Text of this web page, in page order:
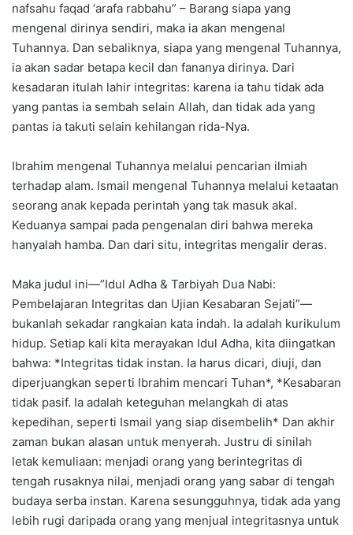
nafsahu faqad ‘arafa rabbahu” – Barang siapa yang
mengenal dirinya sendiri, maka ia akan mengenal
Tuhannya. Dan sebaliknya, siapa yang mengenal Tuhannya,
ia akan sadar betapa kecil dan fananya dirinya. Dari
kesadaran itulah lahir integritas: karena ia tahu tidak ada
yang pantas ia sembah selain Allah, dan tidak ada yang
pantas ia takuti selain kehilangan rida-Nya.
Ibrahim mengenal Tuhannya melalui pencarian ilmiah
terhadap alam. Ismail mengenal Tuhannya melalui ketaatan
seorang anak kepada perintah yang tak masuk akal.
Keduanya sampai pada pengenalan diri bahwa mereka
hanyalah hamba. Dan dari situ, integritas mengalir deras.
Maka judul ini—”Idul Adha & Tarbiyah Dua Nabi:
Pembelajaran Integritas dan Ujian Kesabaran Sejati”—
bukanlah sekadar rangkaian kata indah. Ia adalah kurikulum
hidup. Setiap kali kita merayakan Idul Adha, kita diingatkan
bahwa: *Integritas tidak instan. Ia harus dicari, diuji, dan
diperjuangkan seperti Ibrahim mencari Tuhan*, *Kesabaran
tidak pasif. Ia adalah keteguhan melangkah di atas
kepedihan, seperti Ismail yang siap disembelih* Dan akhir
zaman bukan alasan untuk menyerah. Justru di sinilah
letak kemuliaan: menjadi orang yang berintegritas di
tengah rusaknya nilai, menjadi orang yang sabar di tengah
budaya serba instan. Karena sesungguhnya, tidak ada yang
lebih rugi daripada orang yang menjual integritasnya untuk